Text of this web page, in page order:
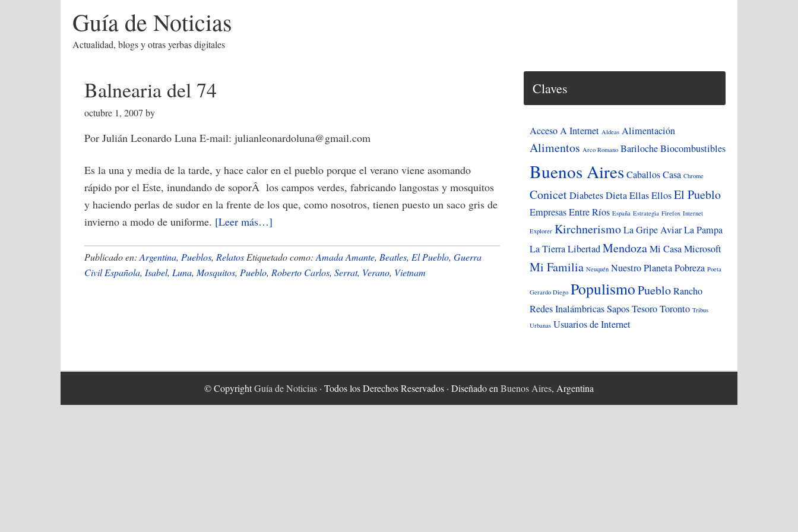
Guía de Noticias
Actualidad, blogs y otras yerbas digitales
Balnearia del 74
octubre 1, 2007 by
Por Julián Leonardo Luna E-mail: julianleonardoluna@gmail.com
Es la una y media de la tarde, y hace calor en el pueblo porque el verano viene asomando
rápido por el Este, inundando de soporÂ los campos verdes, fabricando langostas y mosquitos
y haciendo perlas de sudor en la frente de los que, como nosotros, tienen puesto un saco gris de
invierno a modo de uniforme. [Leer más…]
Balnearia
del
Publicado en: Argentina, Pueblos, Relatos Etiquetado como: Amada Amante, Beatles, El Pueblo, Guerra
Civil Española, Isabel, Luna, Mosquitos, Pueblo, Roberto Carlos, Serrat, Verano, Vietnam
Claves
Acceso A Internet Aldeas Alimentación
Alimentos Arco Romano BarilocheBiocombustibles
Buenos AiresCaballosCasa Chrome
ConicetDiabetesDietaEllasEllosEl Pueblo
EmpresasEntre Ríos España Estrategia Firefox Internet
Explorer KirchnerismoLa Gripe AviarLa Pampa
La TierraLibertadMendozaMi CasaMicrosoft
Mi Familia Neuquén Nuestro PlanetaPobreza Poeta
Gerardo Diego PopulismoPuebloRancho
Redes InalámbricasSaposTesoroToronto Tribus
Urbanas Usuarios de Internet
© CopyrightGuía de Noticias · Todos los Derechos Reservados · Diseñado en Buenos Aires, Argentina